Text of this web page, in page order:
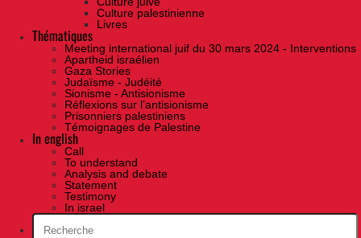
Culture palestinienne
Livres
Thématiques
Meeting international juif du 30 mars 2024 - Interventions
Apartheid israélien
Gaza Stories
Judaïsme - Judéité
Sionisme - Antisionisme
Réflexions sur l’antisionisme
Prisonniers palestiniens
Témoignages de Palestine
In english
Call
To understand
Analysis and debate
Statement
Testimony
In israel